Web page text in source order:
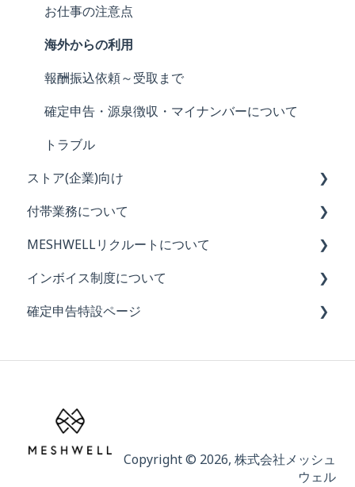
MESHWELL内の用語について
お仕事の注意点
海外からの利用
報酬振込依頼～受取まで
確定申告・源泉徴収・マイナンバーについて
トラブル
ストア(企業)向け
初めてのMESHWELL利用ガイド（全4回）
【重要】ストアの皆様に知っていただきたいこと
禁止事項
業務の依頼について
レシート再発行・評価について
契約関連
付帯業務について
付帯業務について
レギュラー業務
アシスト業務
MESHWELLリクルートについて
MESHWELLリクルートの概要と特徴
インボイス制度について
お知らせ
確定申告特設ページ
Copyright © 2026, 株式会社メッシュ
ウェル